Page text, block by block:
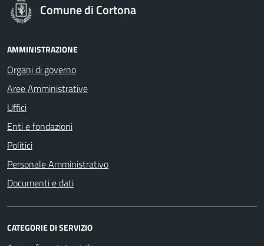
Comune di Cortona
AMMINISTRAZIONE
Organi di governo
Aree Amministrative
Uffici
Enti e fondazioni
Politici
Personale Amministrativo
Documenti e dati
CATEGORIE DI SERVIZIO